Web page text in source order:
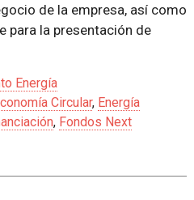
de la empresa, así como
para la presentación de
Energía
Circular, Energía
, Fondos Next